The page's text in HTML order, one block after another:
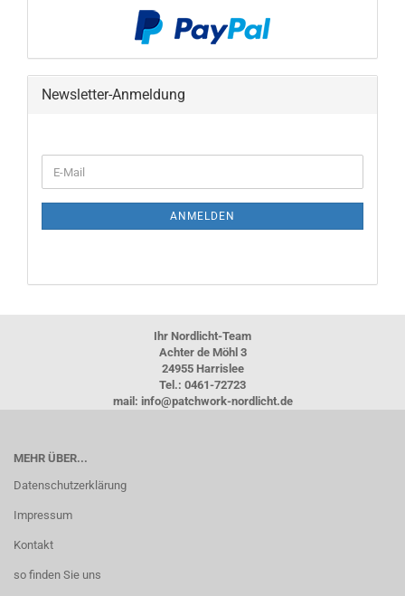
Newsletter-Anmeldung
ZUR
E-
Mail
ANMELDEN
Ihr Nordlicht-Team
Achter de Möhl 3
24955 Harrislee
Tel.: 0461-72723
mail: info@patchwork-nordlicht.de
MEHR ÜBER...
Datenschutzerklärung
Impressum
Kontakt
so finden Sie uns